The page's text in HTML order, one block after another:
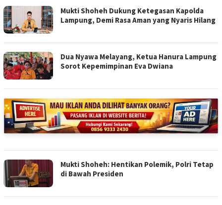
Mukti Shoheh Dukung Ketegasan Kapolda
Lampung, Demi Rasa Aman yang Nyaris Hilang
Dua Nyawa Melayang, Ketua Hanura Lampung
Sorot Kepemimpinan Eva Dwiana
Mukti Shoheh: Hentikan Polemik, Polri Tetap
di Bawah Presiden